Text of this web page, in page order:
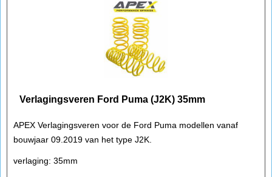
Verlagingsveren Ford Puma (J2K) 35mm
APEX Verlagingsveren voor de Ford Puma modellen vanaf
bouwjaar 09.2019 van het type J2K.
verlaging: 35mm